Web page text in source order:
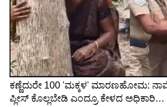
ಸೇರಿಸುವಲ್ಲಿ ಯಶಸ್ವಿಯಾಗಲು
ಆರ್ಥಿಕ ಸ್ಥಿತಿಯು ಮೊದಲಿಗಿಂತ ಹೆಚ್ಚು
ದುರ್ಬಲವಾಗಿರಬಹುದು. ಇದಲ್ಲದೆ,
ಜೀವನದಲ್ಲೂ ಸಾಕಷ್ಟು ಜಗಳಗಳು
ಸಂಗಾತಿಯೊಂದಿಗಿನ ನಿಮ್ಮ
ಹದಗೆಡಬಹುದು.